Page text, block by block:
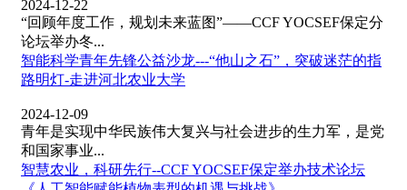
2024-12-22
“回顾年度工作，规划未来蓝图”——CCF YOCSEF保定分
论坛举办冬...
智能科学青年先锋公益沙龙---“他山之石”，突破迷茫的指
路明灯-走进河北农业大学
2024-12-09
青年是实现中华民族伟大复兴与社会进步的生力军，是党
和国家事业...
智慧农业，科研先行--CCF YOCSEF保定举办技术论坛